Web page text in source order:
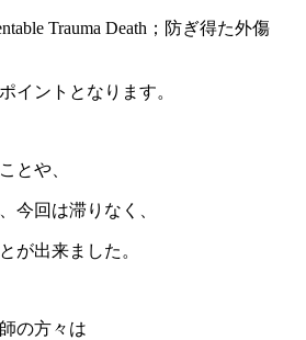
Trauma Death ；防ぎ得た外傷
イントとなります。
とや、
今回は滞りなく、
が出来ました。
の方々は